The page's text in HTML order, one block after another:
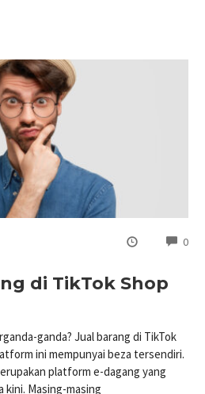
0
di TikTok Shop
ganda? Jual barang di TikTok
ini mempunyai beza tersendiri.
platform e-dagang yang
kini. Masing-masing